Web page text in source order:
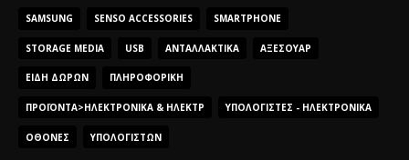
SAMSUNG SENSO ACCESSORIES SMARTPHONE
STORAGE MEDIA USB ΑΝΤΑΛΛΑΚΤΙΚΆ ΑΞΕΣΟΥΆΡ
ΕΊΔΗ ΔΏΡΩΝ ΠΛΗΡΟΦΟΡΙΚΉ
ΠΡΟΪΌΝΤΑ>ΗΛΕΚΤΡΟΝΙΚΆ & ΗΛΕΚΤΡ ΥΠΟΛΟΓΙΣΤΈΣ - ΗΛΕΚΤΡΟΝΙΚΆ
ΟΘΌΝΕΣ ΥΠΟΛΟΓΙΣΤΏΝ